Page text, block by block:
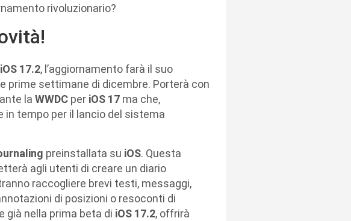
rivoluzionario?
iOS 17.2, l’aggiornamento farà il suo
prime settimane di dicembre. Porterà con
la WWDC per iOS 17 ma che,
in tempo per il lancio del sistema
preinstallata su iOS. Questa
agli utenti di creare un diario
raccogliere brevi testi, messaggi,
di posizioni o resoconti di
già nella prima beta di iOS 17.2, offrirà